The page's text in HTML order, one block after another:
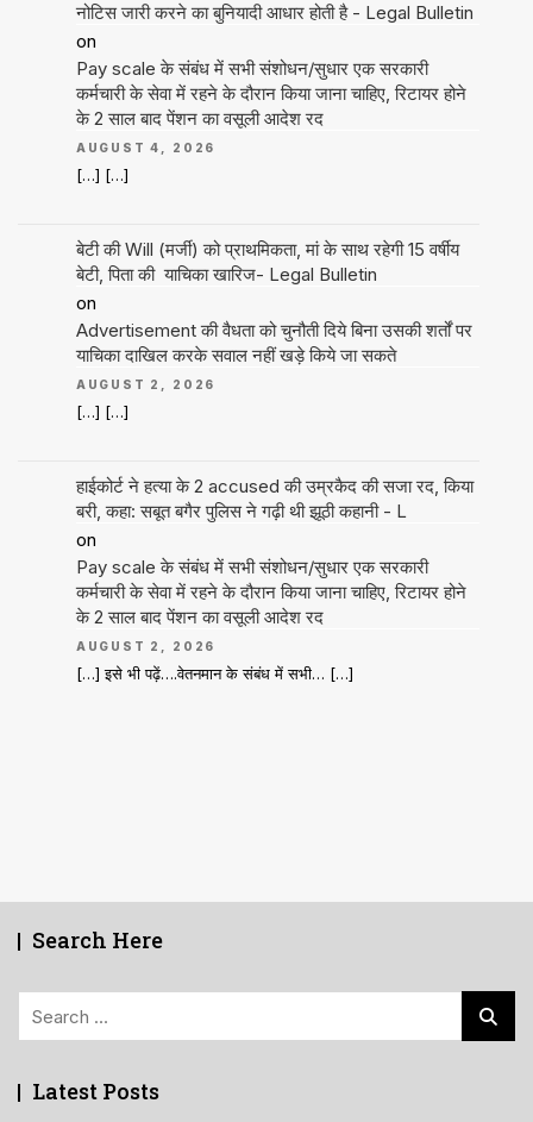
नोटिस जारी करने का बुनियादी आधार होती है - Legal Bulletin
on
Pay scale के संबंध में सभी संशोधन/सुधार एक सरकारी
कर्मचारी के सेवा में रहने के दौरान किया जाना चाहिए, रिटायर होने
के 2 साल बाद पेंशन का वसूली आदेश रद
AUGUST 4, 2026
[…] […]
बेटी की Will (मर्जी) को प्राथमिकता, मां के साथ रहेगी 15 वर्षीय
बेटी, पिता की याचिका खारिज- Legal Bulletin
on
Advertisement की वैधता को चुनौती दिये बिना उसकी शर्तों पर
याचिका दाखिल करके सवाल नहीं खड़े किये जा सकते
AUGUST 2, 2026
[…] […]
हाईकोर्ट ने हत्या के 2 accused की उम्रकैद की सजा रद, किया
बरी, कहा: सबूत बगैर पुलिस ने गढ़ी थी झूठी कहानी - L
on
Pay scale के संबंध में सभी संशोधन/सुधार एक सरकारी
कर्मचारी के सेवा में रहने के दौरान किया जाना चाहिए, रिटायर होने
के 2 साल बाद पेंशन का वसूली आदेश रद
AUGUST 2, 2026
[…] इसे भी पढ़ें….वेतनमान के संबंध में सभी… […]
Search Here
Latest Posts